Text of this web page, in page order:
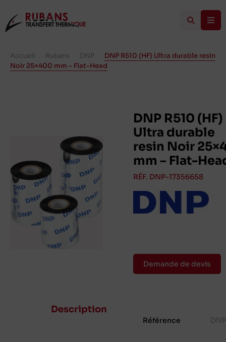
Accueil Rubans DNP
DNP R510 (HF) Ultra durable resin
Noir 25×400 mm – Flat-Head
DNP R510 (HF)
Ultra durable
resin Noir
mm – Flat-
RÉF. DNP-17356658
Demande de devis
Description
Référence